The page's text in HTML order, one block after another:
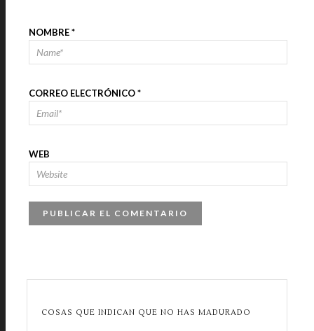
NOMBRE*
CORREO ELECTRÓNICO*
WEB
COSAS QUE INDICAN QUE NO HAS MADURADO